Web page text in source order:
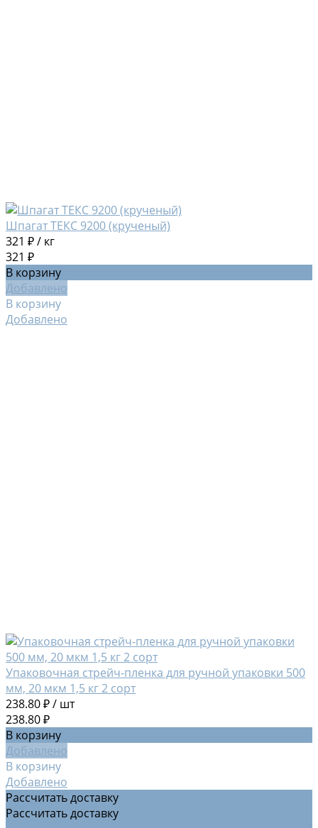
Шпагат ТЕКС 9200 (крученый)
321 ₽/ кг
321 ₽
В корзину
Добавлено
В корзину
Добавлено
Упаковочная стрейч-пленка для ручной упаковки 500
мм, 20 мкм 1,5 кг 2 сорт
238.80 ₽/ шт
238.80 ₽
В корзину
Добавлено
В корзину
Добавлено
Рассчитать доставку
Рассчитать доставку